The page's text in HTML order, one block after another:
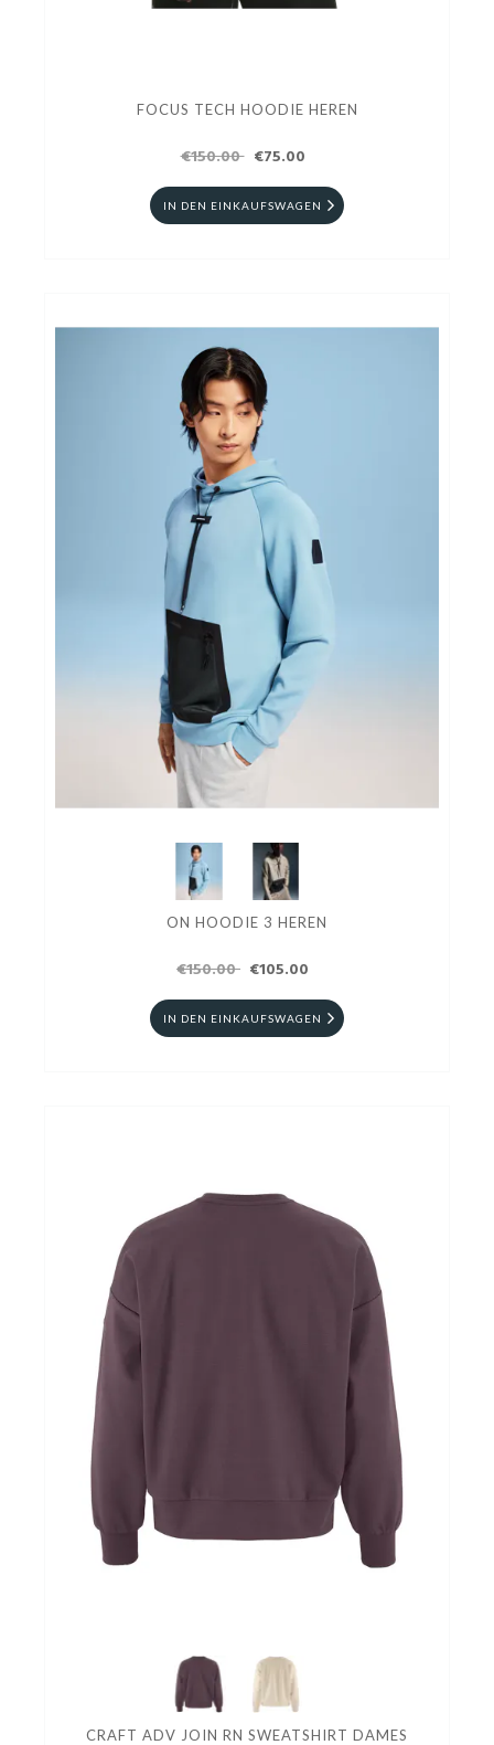
FOCUS TECH HOODIE HEREN
€150.00 €75.00
IN DEN EINKAUFSWAGEN
ON HOODIE 3 HEREN
€150.00 €105.00
IN DEN EINKAUFSWAGEN
CRAFT ADV JOIN RN SWEATSHIRT DAMES